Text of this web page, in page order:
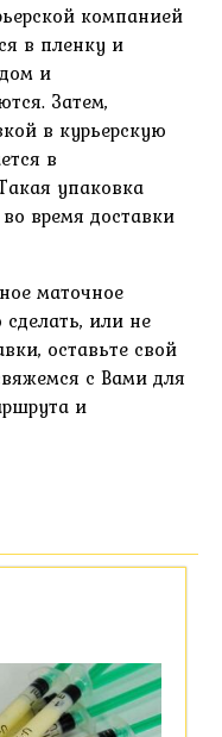
компанией
в пленку и
и
Затем,
в курьерскую
в
упаковка
время доставки
маточное
или не
оставьте свой
с Вами для
и